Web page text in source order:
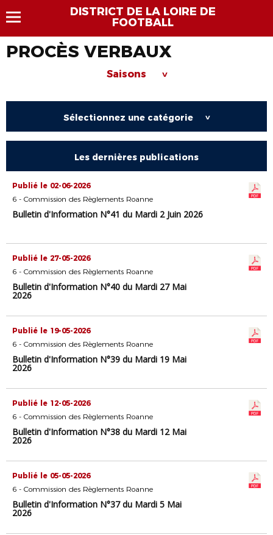
DISTRICT DE LA LOIRE DE
FOOTBALL
PROCÈS VERBAUX
Saisons >
Sélectionnez une catégorie >
Les dernières publications
Publié le 02-06-2026
6 - Commission des Règlements Roanne
Bulletin d'Information N°41 du Mardi 2 Juin 2026
Publié le 27-05-2026
6 - Commission des Règlements Roanne
Bulletin d'Information N°40 du Mardi 27 Mai
2026
Publié le 19-05-2026
6 - Commission des Règlements Roanne
Bulletin d'Information N°39 du Mardi 19 Mai
2026
Publié le 12-05-2026
6 - Commission des Règlements Roanne
Bulletin d'Information N°38 du Mardi 12 Mai
2026
Publié le 05-05-2026
6 - Commission des Règlements Roanne
Bulletin d'Information N°37 du Mardi 5 Mai
2026